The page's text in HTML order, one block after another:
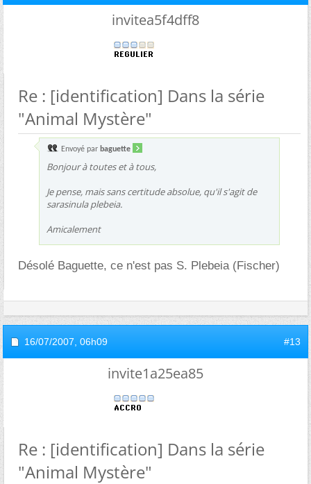
invitea5f4dff8
Re : [identification] Dans la série
"Animal Mystère"
Envoyé par baguette
Bonjour à toutes et à tous,
Je pense, mais sans certitude absolue, qu'il s'agit de
sarasinula plebeia.
Amicalement
Désolé Baguette, ce n'est pas S. Plebeia (Fischer)
16/07/2007, 06h09 #13
invite1a25ea85
Re : [identification] Dans la série
"Animal Mystère"